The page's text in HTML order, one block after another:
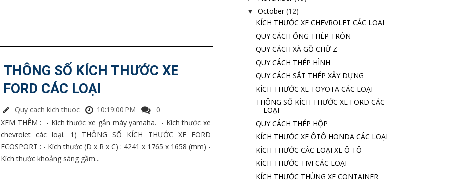
THÔNG SỐ KÍCH THƯỚC XE
FORD CÁC LOẠI
Quy cach kich thuoc 10:19:00 PM
0
XEM THÊM : - Kích thước xe gắn máy yamaha. - Kích thước xe
chevrolet các loại. 1) THÔNG SỐ KÍCH THƯỚC XE FORD
ECOSPORT : - Kích thước (D x R x C) : 4241 x 1765 x 1658 (mm) -
Kích thước khoảng sáng gầm...
▼ October (12)
KÍCH THƯỚC XE CHEVROLET CÁC LOẠI
QUY CÁCH ỐNG THÉP TRÒN
QUY CÁCH XÀ GỒ CHỮ Z
QUY CÁCH THÉP HÌNH
QUY CÁCH SẮT THÉP XÂY DỰNG
KÍCH THƯỚC XE TOYOTA CÁC LOẠI
THÔNG SỐ KÍCH THƯỚC XE FORD CÁC
LOẠI
QUY CÁCH THÉP HỘP
KÍCH THƯỚC XE ÔTÔ HONDA CÁC LOẠI
KÍCH THƯỚC CÁC LOẠI XE Ô TÔ
KÍCH THƯỚC TIVI CÁC LOẠI
KÍCH THƯỚC THÙNG XE CONTAINER